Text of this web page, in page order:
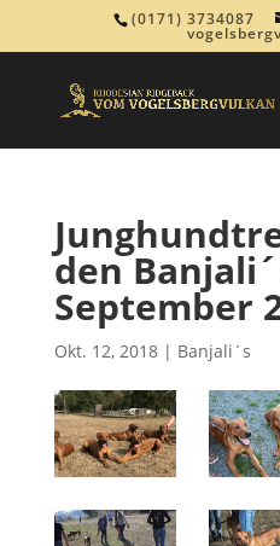
(0171) 3734087
den
September
Okt. 12, 2018| Banjali´s